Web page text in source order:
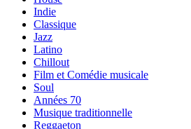
Indie
Classique
Jazz
Latino
Chillout
Film et Comédie musicale
Soul
Années 70
Musique traditionnelle
Reggaeton